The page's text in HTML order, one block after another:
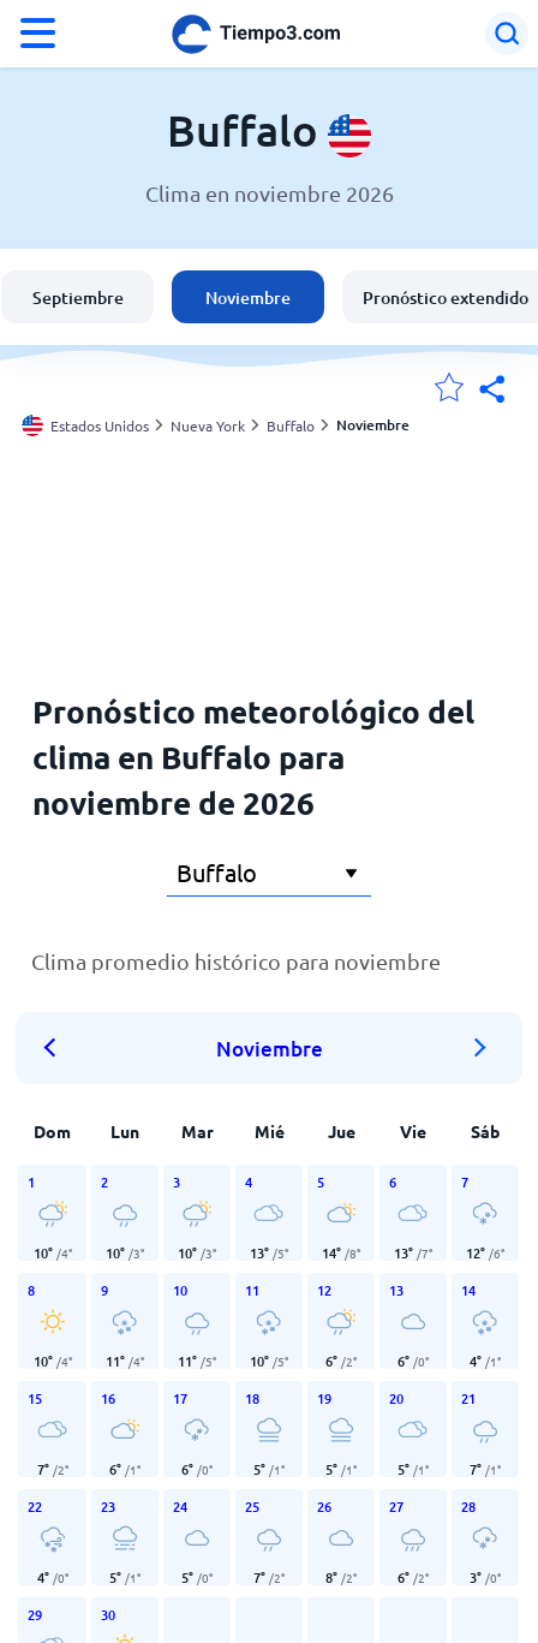
El clima en Buffalo
España
Argentina
Buffalo
Clima en noviembre 2026
Septiembre Noviembre Pronóstico extendido
Estados Unidos Nueva York Buffalo Noviembre
Pronóstico meteorológico del
clima en Buffalo para
noviembre de 2026
Clima promedio histórico para noviembre
Noviembre
Dom Lun Mar Mié Jue Vie Sáb
1
10° /4°
2
10° /3°
3
10° /3°
4
13° /5°
5
14° /8°
6
13° /7°
7
12° /6°
8
10° /4°
9
11° /4°
10
11° /5°
11
10° /5°
12
6° /2°
13
6° /0°
14
4° /1°
15
7° /2°
16
6° /1°
17
6° /0°
18
5° /1°
19
5° /1°
20
5° /1°
21
7° /1°
22
4° /0°
23
5° /1°
24
5° /0°
25
7° /2°
26
8° /2°
27
6° /2°
28
3° /0°
29 30